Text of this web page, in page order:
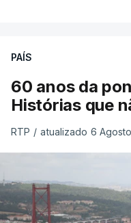
PAÍS
60 anos da
Histórias que
RTP / atualizado 6